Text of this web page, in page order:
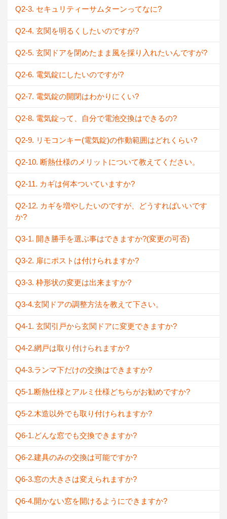
Q2-3. セキュリティーサムターンってなに?
Q2-4. 玄関を明るくしたいのですが?
Q2-5. 玄関ドアを閉めたまま風を採り入れたいんですが?
Q2-6. 電気錠にしたいのですが?
Q2-7. 電気錠の開閉はわかりにくい?
Q2-8. 電気錠って、自分で電池交換はできるの?
Q2-9. リモコンキー(電気錠)の作動範囲はどれくらい?
Q2-10. 断熱仕様のメリットについて教えてください。
Q2-11. カギは何本ついていますか?
Q2-12. カギを増やしたいのですが、どうすればいいです
か?
Q3-1. 開き勝手を選ぶ事はできますか?(変更の可否)
Q3-2. 扉にポストは付けられますか?
Q3-3. 枠形状の変更は出来ますか?
Q3-4.玄関ドアの調整方法を教えて下さい。
Q4-1. 玄関引戸から玄関ドアに変更できますか?
Q4-2.網戸は取り付けられますか?
Q4-3.ランマ下だけの交換はできますか?
Q5-1.断熱仕様とアルミ仕様どちらがお勧めですか?
Q5-2.木造以外でも取り付けられますか?
Q6-1.どんな窓でも交換できますか?
Q6-2.建具のみの交換は可能ですか?
Q6-3.窓の大きさは変えられますか?
Q6-4.開かない窓を開けるようにできますか?